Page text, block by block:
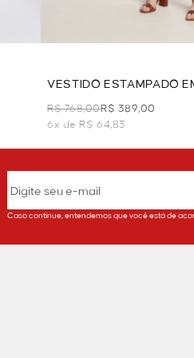
VESTIDO ESTAMPADO
AZUL
R$ 768,00R$ 389,00
6x de R$ 64,83
Caso continue, entendemos que você está de